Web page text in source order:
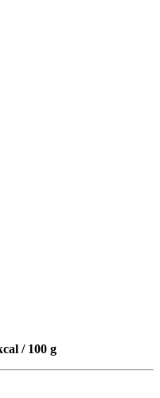
/ 100 g